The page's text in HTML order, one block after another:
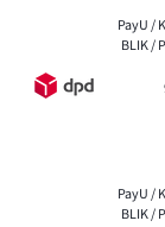
PayU /
BLIK /
PayU /
BLIK /